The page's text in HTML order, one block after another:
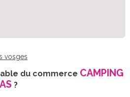
vosges
du commerce CAMPING
?